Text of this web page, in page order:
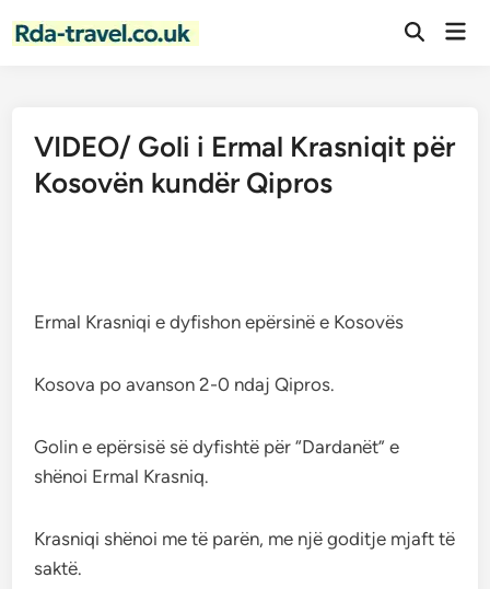
Open
VIDEO/ Goli i Ermal Krasniqit për
Kosovën kundër Qipros
Ermal Krasniqi e dyfishon epërsinë e Kosovës
Kosova po avanson 2-0 ndaj Qipros.
Golin e epërsisë së dyfishtë për “Dardanët” e
shënoi Ermal Krasniq.
Krasniqi shënoi me të parën, me një goditje mjaft të
saktë.